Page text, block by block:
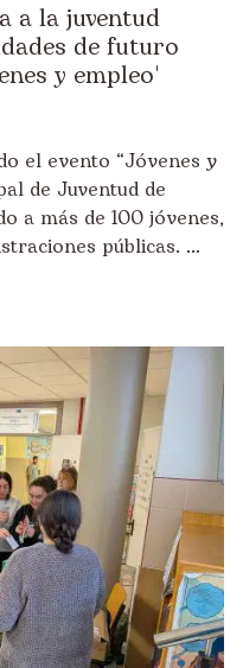
a la juventud
de futuro
y empleo'
el evento “Jóvenes y
de Juventud de
a más de 100 jóvenes,
públicas. ...